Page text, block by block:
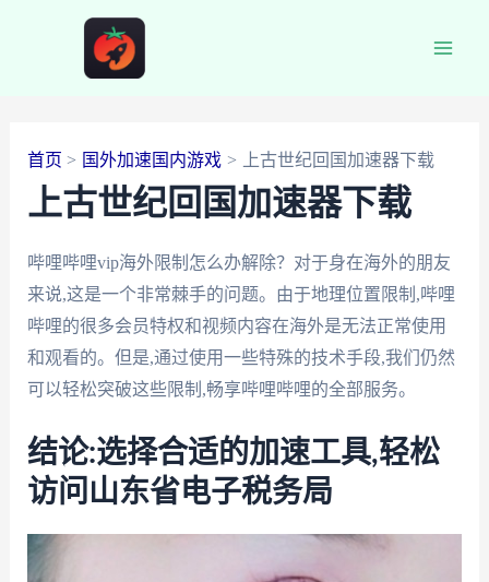
首页 国外加速国内游戏 上古世纪回国加速器下载
上古世纪回国加速器下载
哔哩哔哩vip海外限制怎么办解除？对于身在海外的朋友
来说,这是一个非常棘手的问题。由于地理位置限制,哔哩
哔哩的很多会员特权和视频内容在海外是无法正常使用
和观看的。但是,通过使用一些特殊的技术手段,我们仍然
可以轻松突破这些限制,畅享哔哩哔哩的全部服务。
结论:选择合适的加速工具,轻松
访问山东省电子税务局